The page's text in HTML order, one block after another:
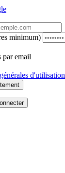
minimum)
par email
d'utilisation